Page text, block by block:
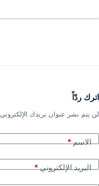
اترك ردّاً
لن يتم نشر عنوان بريدك الإلكتروني.
الاسم*
البريد الإلكتروني*